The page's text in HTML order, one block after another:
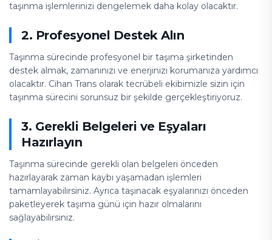
taşınma işlemlerinizi dengelemek daha kolay olacaktır.
2. Profesyonel Destek Alın
Taşınma sürecinde profesyonel bir taşıma şirketinden
destek almak, zamanınızı ve enerjinizi korumanıza yardımcı
olacaktır. Cihan Trans olarak tecrübeli ekibimizle sizin için
taşınma sürecini sorunsuz bir şekilde gerçekleştiriyoruz.
3. Gerekli Belgeleri ve Eşyaları
Hazırlayın
Taşınma sürecinde gerekli olan belgeleri önceden
hazırlayarak zaman kaybı yaşamadan işlemleri
tamamlayabilirsiniz. Ayrıca taşınacak eşyalarınızı önceden
paketleyerek taşıma günü için hazır olmalarını
sağlayabilirsiniz.